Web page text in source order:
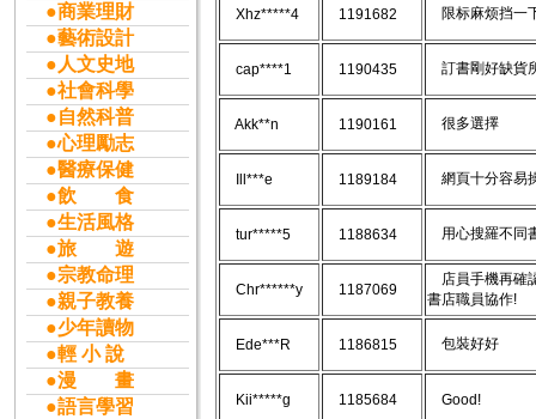
●商業理財
●藝術設計
●人文史地
●社會科學
●自然科普
●心理勵志
●醫療保健
●飲 食
●生活風格
●旅 遊
●宗教命理
●親子教養
●少年讀物
●輕 小 說
●漫 畫
●語言學習
Xhz*****4 1191682 限标麻烦挡一
cap****1 1190435 訂書剛好缺貨
Akk**n 1190161 很多選擇
Ill***e 1189184 網頁十分容易
tur*****5 1188634 用心搜羅不同
Chr******y 1187069
店員手機再確
書店職員協作!
Ede***R 1186815 包裝好好
Kii*****g 1185684 Good!